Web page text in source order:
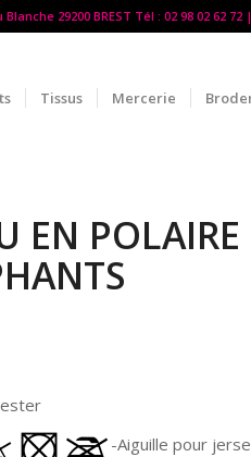
29200 BREST Tél : 02 98 02 62
Tissus Mercerie
EN
-Aiguille pour